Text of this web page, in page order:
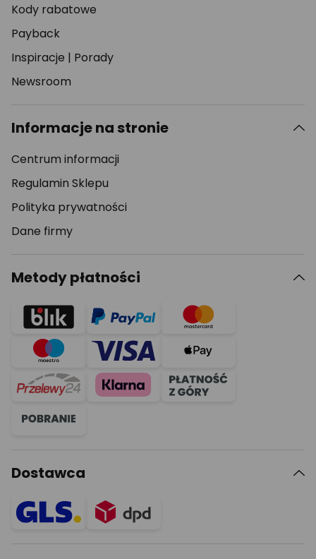
Kody rabatowe
Payback
Inspiracje | Porady
Newsroom
Informacje na stronie
Centrum informacji
Regulamin Sklepu
Polityka prywatności
Dane firmy
Metody płatności
Dostawca